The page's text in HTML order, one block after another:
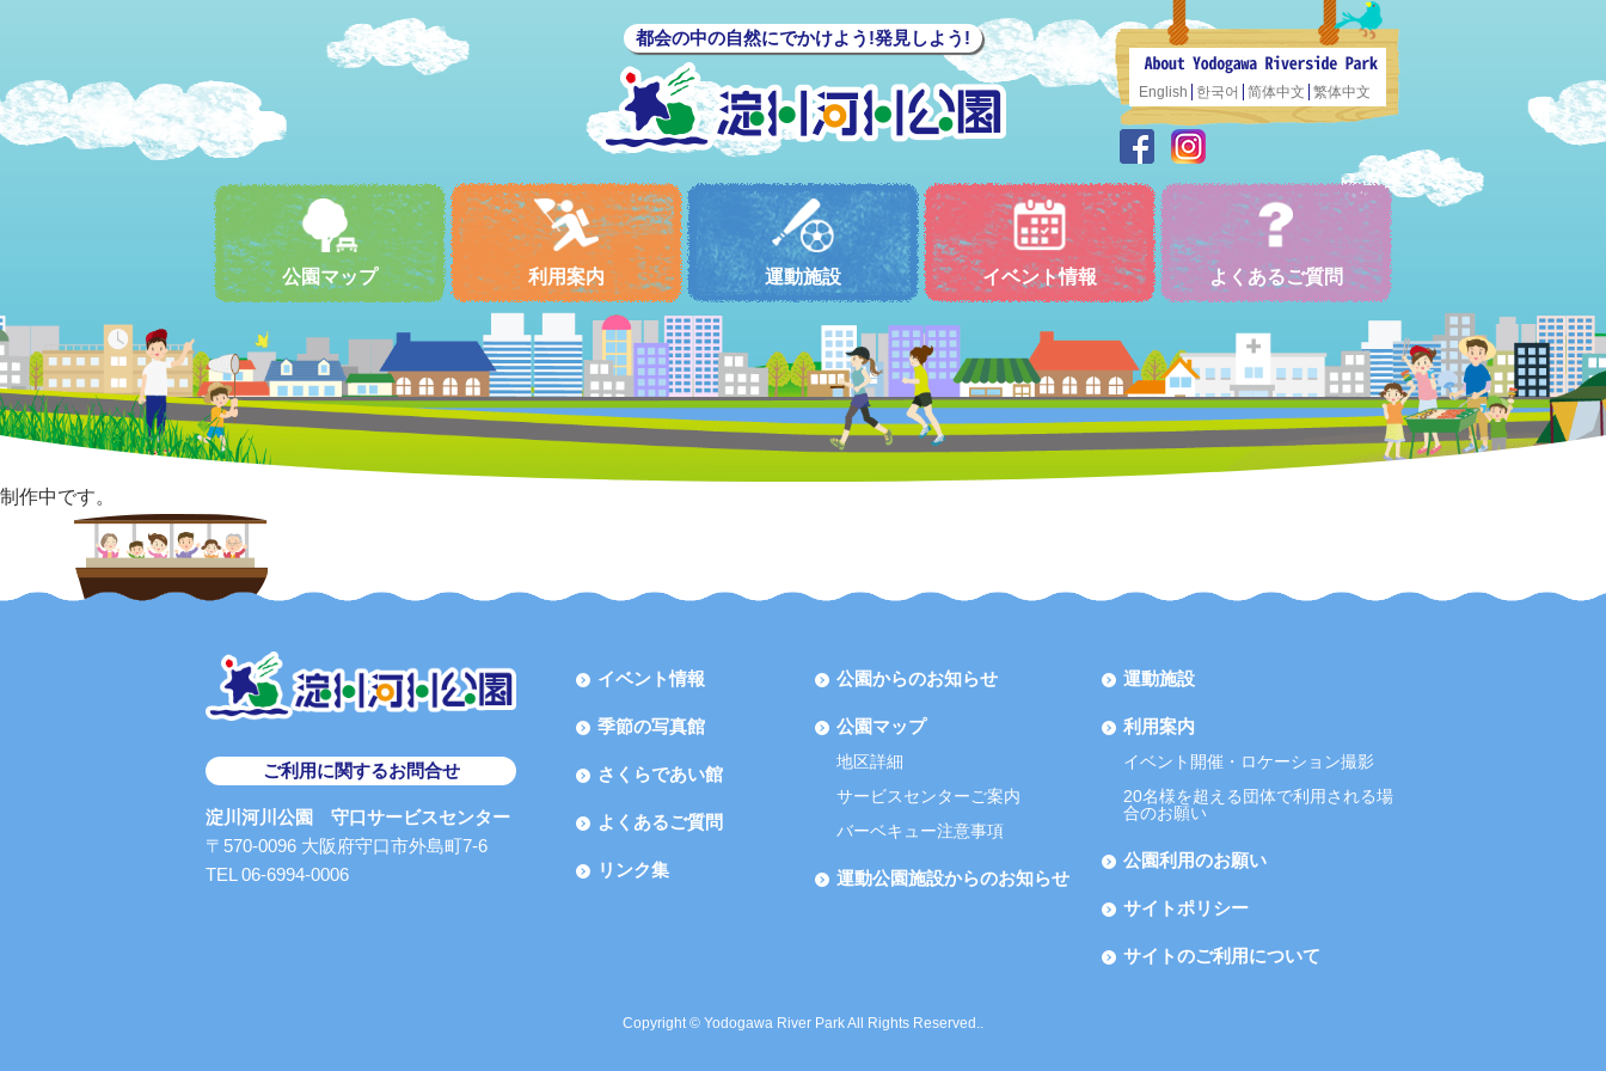
都会の中の自然にでかけよう!発見しよう!
English 한국어 简体中文 繁体中文
公園マップ 利用案内 運動施設 イベント情報 よくあるご質問
制作中です。
ご利用に関するお問合せ
淀川河川公園 守口サービスセンター
〒570-0096 大阪府守口市外島町7-6
TEL 06-6994-0006
イベント情報
季節の写真館
さくらであい館
よくあるご質問
リンク集
公園からのお知らせ
公園マップ
地区詳細
サービスセンターご案内
バーベキュー注意事項
運動公園施設からのお知らせ
運動施設
利用案内
イベント開催・ロケーション撮影
20名様を超える団体で利用される場
合のお願い
公園利用のお願い
サイトポリシー
サイトのご利用について
Copyright © Yodogawa River Park All Rights Reserved..